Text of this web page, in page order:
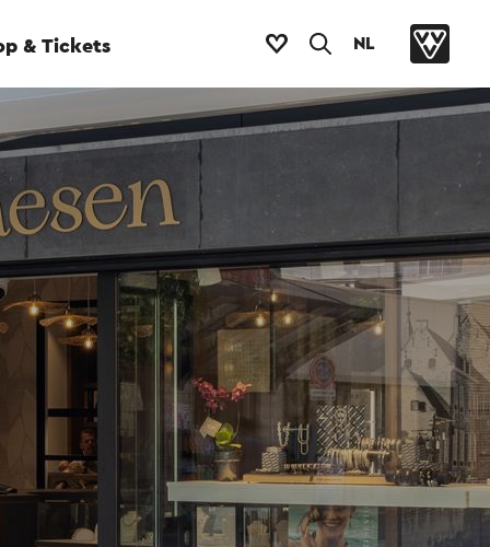
& Tickets NL